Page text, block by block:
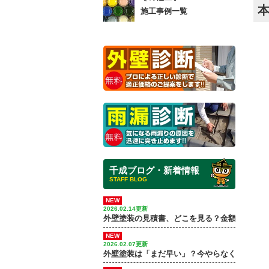
施工事例一覧
千成ブログ・新着情報
STAFF BLOG
NEW
2026.02.14更新
外壁塗装の見積書、どこを見る？金額差が出
NEW
2026.02.07更新
外壁塗装は「まだ早い」？今やらなくていい